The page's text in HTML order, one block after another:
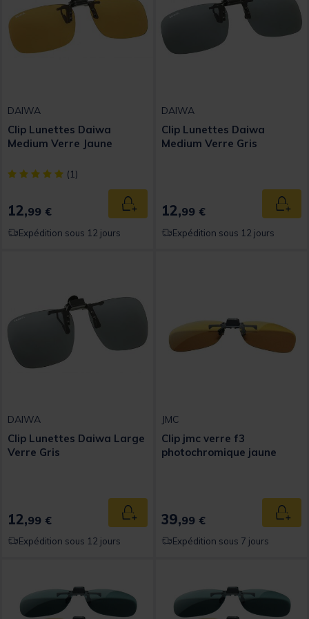
DAIWA
Clip Lunettes Daiwa
Medium Verre Jaune
[object Object] out of 5 Customer Rating
(1)
12,99 € Ajouter au panier
Expédition sous 12 jours
DAIWA
Clip Lunettes Daiwa
Medium Verre Gris
12,99 €
Expédition sous 12 jours
DAIWA
Clip Lunettes Daiwa Large
Verre Gris
12,99 € Ajouter au panier
Expédition sous 12 jours
JMC
Clip jmc verre f3
photochromique jaune
39,99 €
Expédition sous 7 jours